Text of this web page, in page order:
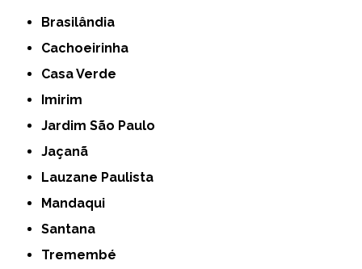
Brasilândia
Cachoeirinha
Casa Verde
Imirim
Jardim São Paulo
Jaçanã
Lauzane Paulista
Mandaqui
Santana
Tremembé